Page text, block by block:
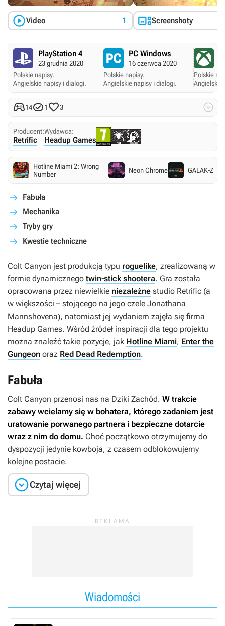
Video 1 Screenshoty
PlayStation 4
23 grudnia 2020
Polskie napisy.
Angielskie napisy i dialogi.
PC Windows
16 czerwca 2020
Polskie napisy.
Angielskie napisy i dialogi.
Polskie
Angielskie
141 3 
Producent:
Retrific
Wydawca:
Headup Games
Hotline Miami 2: Wrong
Number
Neon Chrome GALAK-Z
Fabuła
Mechanika
Tryby gry
Kwestie techniczne
Colt Canyon jest produkcją typu roguelike, zrealizowaną w
formie dynamicznego twin-stick shootera. Gra została
opracowana przez niewielkie niezależne studio Retrific (a
w większości – stojącego na jego czele Jonathana
Mannshovena), natomiast jej wydaniem zajęła się firma
Headup Games. Wśród źródeł inspiracji dla tego projektu
można znaleźć takie pozycje, jak Hotline Miami, Enter the
Gungeon oraz Red Dead Redemption.
Fabuła
Colt Canyon przenosi nas na Dziki Zachód. W trakcie
zabawy wcielamy się w bohatera, którego zadaniem jest
uratowanie porwanego partnera i bezpieczne dotarcie
wraz z nim do domu. Choć początkowo otrzymujemy do
dyspozycji jedynie kowboja, z czasem odblokowujemy
kolejne postacie.
Czytaj więcej
Wiadomości